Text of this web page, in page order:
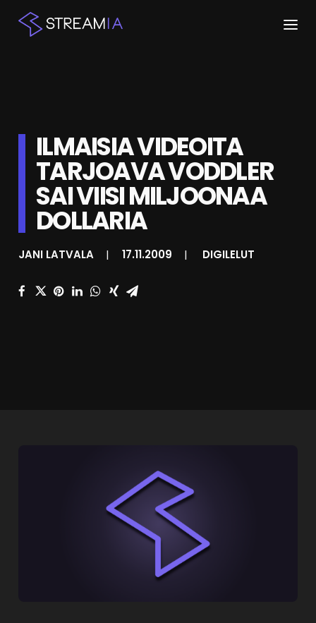
STREAMIT
KESKUSTELU
SHOP
HAKU
ILMAISIA VIDEOITA
TARJOAVA VODDLER
SAI VIISI MILJOONAA
DOLLARIA
JANI LATVALA | 17.11.2009 | DIGILELUT